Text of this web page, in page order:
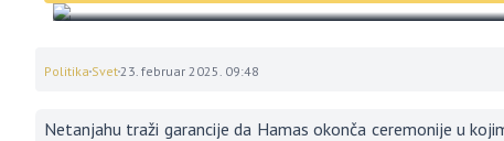
Politika Svet23. februar 2025. 09:48
Netanjahu traži garancije da Hamas okonča ceremonije u